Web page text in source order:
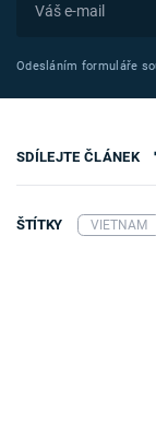
Odesláním formuláře
SDÍLEJTE ČLÁNEK
ŠTÍTKY VIETNAM